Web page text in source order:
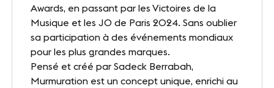
ACTUALITÉS
Nos dernières actus
Agenda
Awards, en passant par les Victoires de la
Musique et les JO de Paris 2024. Sans oublier
sa participation à des événements mondiaux
pour les plus grandes marques.
Pensé et créé par Sadeck Berrabah,
Murmuration est un concept unique, enrichi au